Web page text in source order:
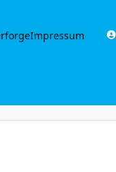
Impressum